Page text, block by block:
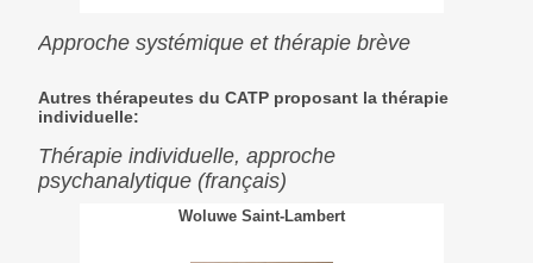
Approche systémique et thérapie brève
Autres thérapeutes du CATP proposant la thérapie
individuelle:
Thérapie individuelle, approche
psychanalytique (français)
Woluwe Saint-Lambert